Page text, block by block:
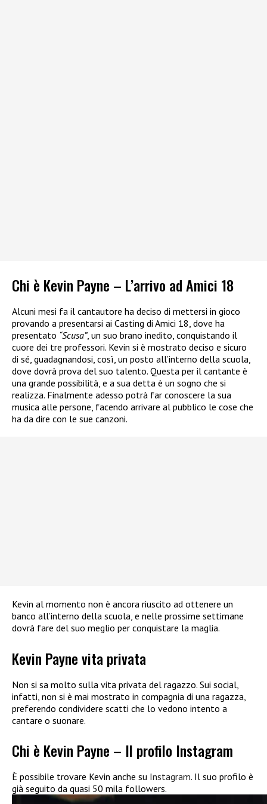
Chi è Kevin Payne – L’arrivo ad Amici 18
Alcuni mesi fa il cantautore ha deciso di mettersi in gioco
provando a presentarsi ai Casting di Amici 18, dove ha
presentato “Scusa”, un suo brano inedito, conquistando il
cuore dei tre professori. Kevin si è mostrato deciso e sicuro
di sé, guadagnandosi, così, un posto all’interno della scuola,
dove dovrà prova del suo talento. Questa per il cantante è
una grande possibilità, e a sua detta è un sogno che si
realizza. Finalmente adesso potrà far conoscere la sua
musica alle persone, facendo arrivare al pubblico le cose che
ha da dire con le sue canzoni.
Kevin al momento non è ancora riuscito ad ottenere un
banco all’interno della scuola, e nelle prossime settimane
dovrà fare del suo meglio per conquistare la maglia.
Kevin Payne vita privata
Non si sa molto sulla vita privata del ragazzo. Sui social,
infatti, non si è mai mostrato in compagnia di una ragazza,
preferendo condividere scatti che lo vedono intento a
cantare o suonare.
Chi è Kevin Payne – Il profilo Instagram
È possibile trovare Kevin anche su Instagram. Il suo profilo è
già seguito da quasi 50 mila followers.